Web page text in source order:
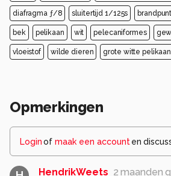
diafragma ƒ/8 sluitertijd 1/125s
bek pelikaan wit pelecaniformes
vloeistof wilde dieren grote witte pelikaan
Opmerkingen
Loginof maak een account en
HendrikWeets 2 maanden